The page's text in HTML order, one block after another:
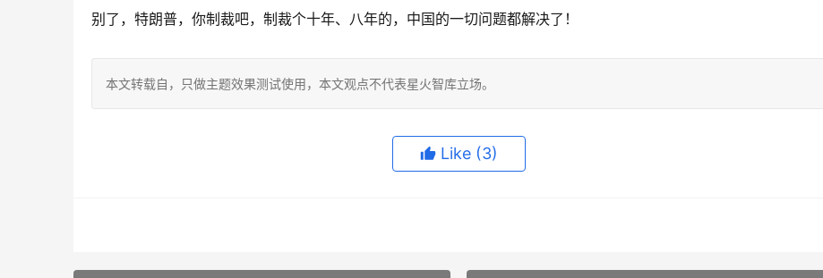
别了，特朗普，你制裁吧，制裁个十年、八年的，中国的一切问题都解决了！
本文转载自 ，只做主题效果测试使用，本文观点不代表星火智库立场。
Like (3)